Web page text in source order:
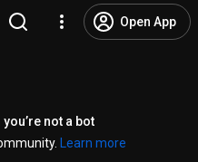
Open App
not a bot
Learn more